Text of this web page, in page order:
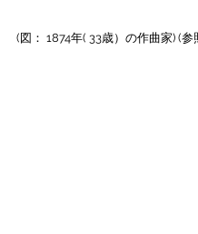
(図： 1874年( 33歳）の作曲家) (参